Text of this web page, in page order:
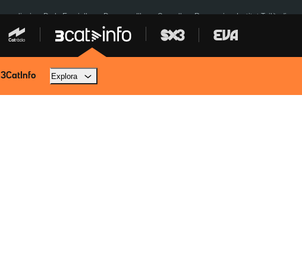
eclipsi De la Espriella Dos anys Illa Granollers Paraguai Institut Tailàndia
3CatInfo Explora